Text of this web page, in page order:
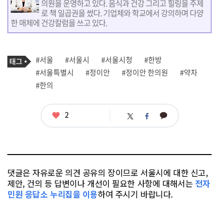
의원을 운영하고 있다. 음식과 건강 그리고 힐링을 주제
로 책 일곱권을 썼다. 기업체와 학교에서 강의하며 다양
한 매체에 건강칼럼을 쓰고 있다.
기
사
관
련
태
태
그
#서울 #서울시 #서울시청
#한방
#서울특별시
#정이안 #정이안 한의원
#약차
#한의
좋
2 트 페 카
댓글은 자유로운 의견 공유의 장이므로 서울시에 대한 신고,
제안, 건의 등 답변이나 개선이 필요한 사항에 대해서는 전자
민원 응답소 누리집을 이용하여 주시기 바랍니다.